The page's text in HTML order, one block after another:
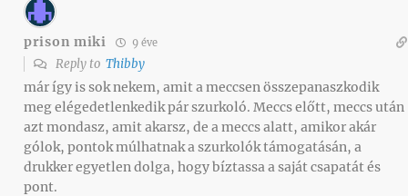
prison miki 9 éve
Reply to Thibby
már így is sok nekem, amit a meccsen összepanaszkodik
meg elégedetlenkedik pár szurkoló. Meccs előtt, meccs után
azt mondasz, amit akarsz, de a meccs alatt, amikor akár
gólok, pontok múlhatnak a szurkolók támogatásán, a
drukker egyetlen dolga, hogy bíztassa a saját csapatát és
pont.